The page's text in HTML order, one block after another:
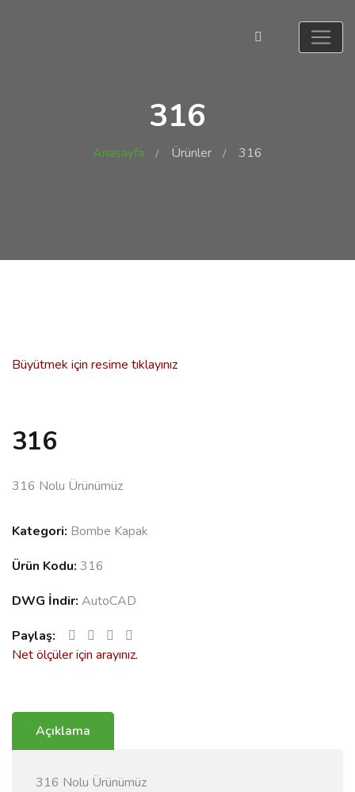
316
Anasayfa Ürünler 316
Büyütmek için resime tıklayınız
316
316 Nolu Ürünümüz
Kategori: Bombe Kapak
Ürün Kodu: 316
DWG İndir: AutoCAD
Paylaş:
Net ölçüler için arayınız.
Açıklama
316 Nolu Ürünümüz